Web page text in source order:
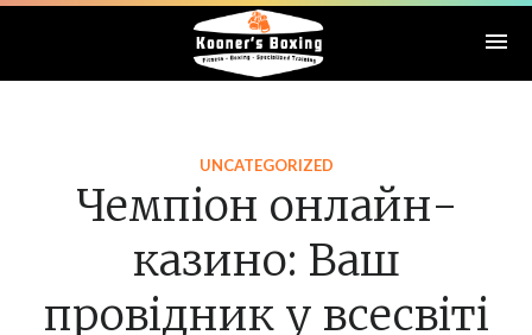
UNCATEGORIZED
Чемпіон онлайн-
казино: Ваш
провідник у всесвіті